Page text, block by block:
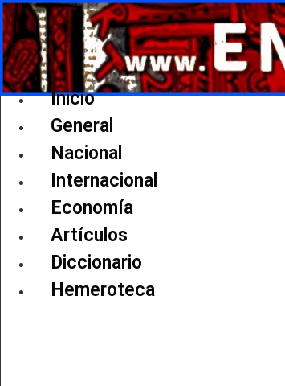
Ir
al
contenido
Inicio
General
Nacional
Internacional
Economía
Artículos
Diccionario
Hemeroteca